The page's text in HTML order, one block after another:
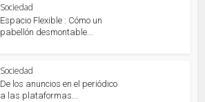
Sociedad
Espacio Flexible : Cómo un
pabellón desmontable...
Sociedad
De los anuncios en el periódico
a las plataformas...